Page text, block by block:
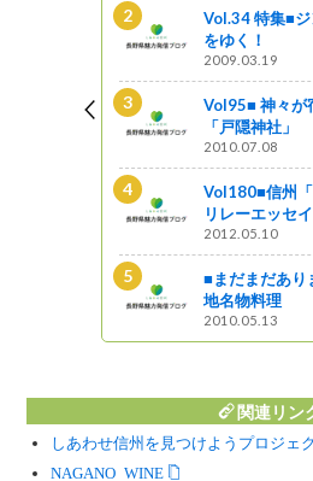
Vol.34 特集■
をゆく！
2009.03.19
Vol95■ 神々が
「戸隠神社」
2010.07.08
Vol180■信州「
リレーエッセイ
2012.05.10
■まだまだあり
地名物料理
2010.05.13
関連リン
しあわせ信州を見つけようプロジェ
NAGANO WINE